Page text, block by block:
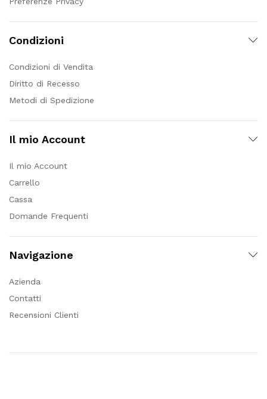
Condizioni
Condizioni di Vendita
Diritto di Recesso
Metodi di Spedizione
Il mio Account
Il mio Account
Carrello
Cassa
Domande Frequenti
Navigazione
Azienda
Contatti
Recensioni Clienti